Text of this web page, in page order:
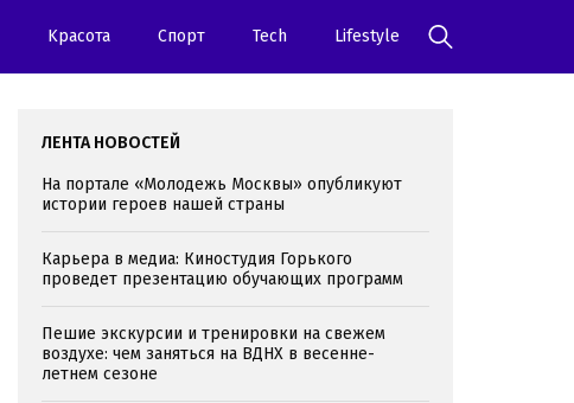
Kрасота Спорт Tech Lifestyle
ЛЕНТА НОВОСТЕЙ
На портале «Молодежь Москвы» опубликуют
истории героев нашей страны
Карьера в медиа: Киностудия Горького
проведет презентацию обучающих программ
Пешие экскурсии и тренировки на свежем
воздухе: чем заняться на ВДНХ в весенне-
летнем сезоне